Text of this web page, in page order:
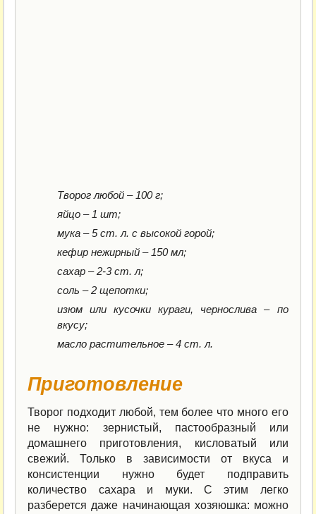
Творог любой – 100 г;
яйцо – 1 шт;
мука – 5 ст. л. с высокой горой;
кефир нежирный – 150 мл;
сахар – 2-3 ст. л;
соль – 2 щепотки;
изюм или кусочки кураги, чернослива – по
вкусу;
масло растительное – 4 ст. л.
Приготовление
Творог подходит любой, тем более что много его
не нужно: зернистый, пастообразный или
домашнего приготовления, кисловатый или
свежий. Только в зависимости от вкуса и
консистенции нужно будет подправить
количество сахара и муки. С этим легко
разберется даже начинающая хозяюшка: можно